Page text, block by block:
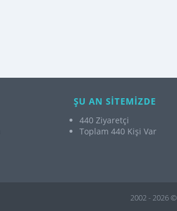
ŞU AN SİTEMİZDE
440 Ziyaretçi
Toplam 440 Kişi Var
2002 - 2026 ©